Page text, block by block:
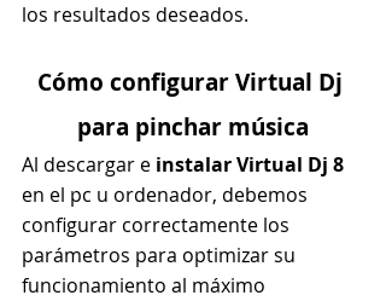
los resultados deseados.
Cómo configurar Virtual Dj
para pinchar música
Al descargar e instalar Virtual Dj 8
en el pc u ordenador, debemos
configurar correctamente los
parámetros para optimizar su
funcionamiento al máximo